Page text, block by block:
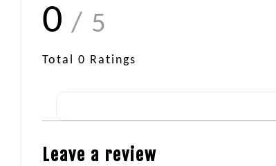
0 / 5
Total 0 Ratings
Leave a review